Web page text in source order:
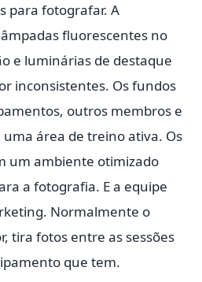
para fotografar. A
fluorescentes no
e luminárias de destaque
inconsistentes. Os fundos
outros membros e
uma área de treino ativa. Os
um ambiente otimizado
a fotografia. E a equipe
Normalmente o
tira fotos entre as sessões
que tem.